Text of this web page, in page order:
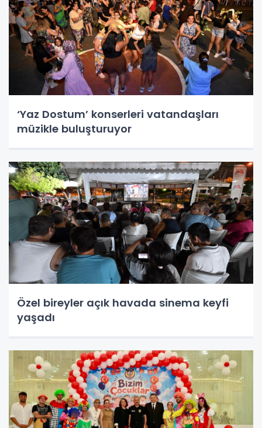
‘Yaz Dostum’ konserleri vatandaşları
müzikle buluşturuyor
Özel bireyler açık havada sinema keyfi
yaşadı